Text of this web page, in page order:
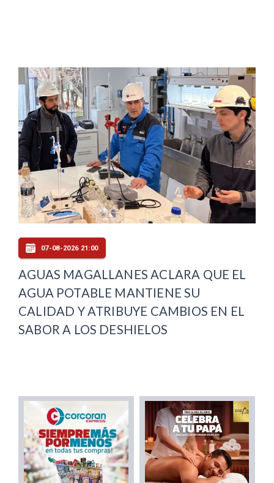
07-08-2026 21:00
AGUAS MAGALLANES ACLARA QUE EL
AGUA POTABLE MANTIENE SU
CALIDAD Y ATRIBUYE CAMBIOS EN EL
SABOR A LOS DESHIELOS